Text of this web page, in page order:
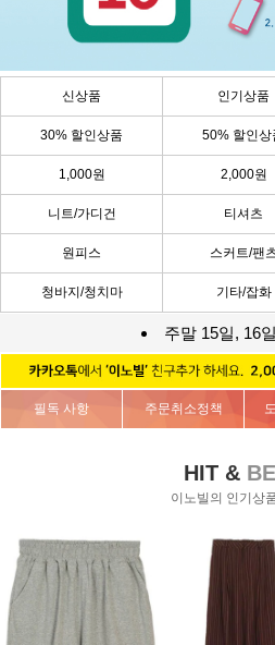
신상품 인기상품
30% 할인상품 50% 할인상
1,000원 2,000원
니트/가디건 티셔츠
원피스 스커트/팬
청바지/청치마 기타/잡화
주말 15일, 16
필독 사항 주문취소정책
HIT &
이노빌의 인기상